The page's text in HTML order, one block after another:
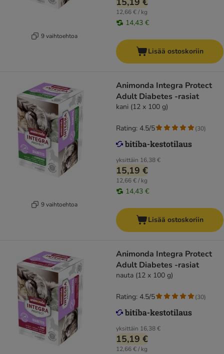
9 vaihtoehtoa
12,66 € / kg
14,43 €
Lisää ostoskoriin
9 vaihtoehtoa
Animonda Integra Protect
Adult Diabetes -rasiat
kani (12 x 100 g)
yksittäin 16,38 €
15,19 €
12,66 € / kg
14,43 €
Rating: 4.5/5 (30)
Lisää ostoskoriin
Animonda Integra Protect
Adult Diabetes -rasiat
nauta (12 x 100 g)
yksittäin 16,38 €
15,19 €
12,66 € / kg
Rating: 4.5/5 (30)